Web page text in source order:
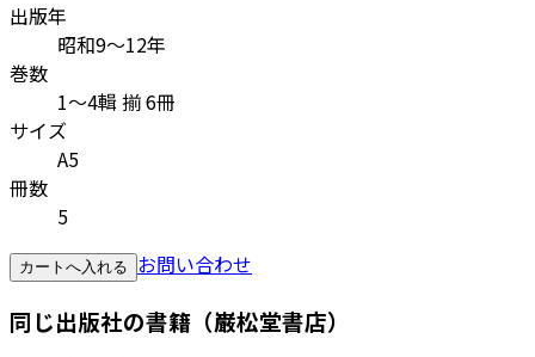
出版年
昭和9～12年
巻数
1～4輯 揃 6冊
サイズ
A5
冊数
5
カートへ入れる お問い合わせ
同じ出版社の書籍（巌松堂書店）